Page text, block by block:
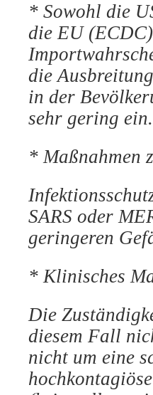
* Sowohl die
die EU
die
in der
sehr gering ein.
*Maßnahmen
SARS oder
geringeren
*Klinisches
Die
diesem Fall
nicht um eine